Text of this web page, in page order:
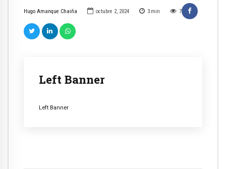
Hugo Amanque Chaiña octubre 2, 2024 3 min 7
Left Banner
Left Banner